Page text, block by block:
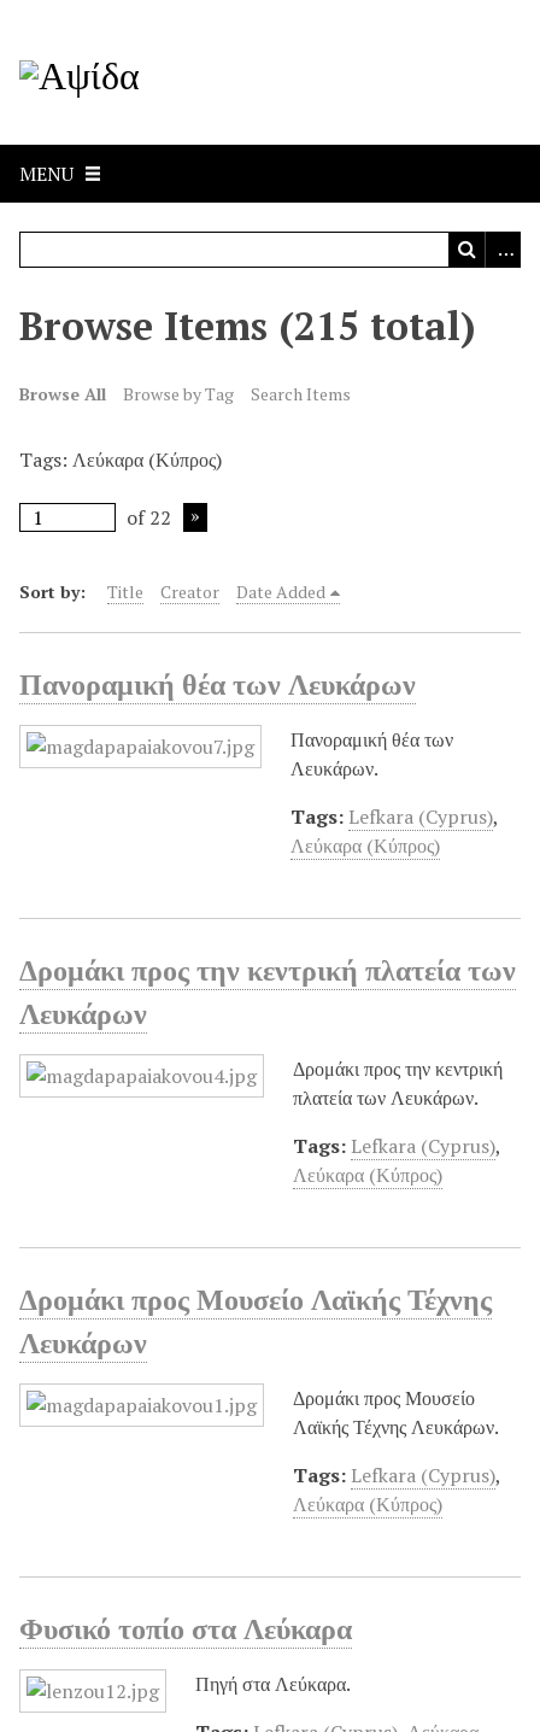
MENU
Browse Items (215 total)
Browse All Browse by Tag Search Items
Tags: Λεύκαρα (Κύπρος)
of 22
Sort by: Title Creator Date Added
Πανοραμική θέα των Λευκάρων
Πανοραμική θέα των
Λευκάρων.
Tags: Lefkara (Cyprus),
Λεύκαρα (Κύπρος)
Δρομάκι προς την κεντρική πλατεία των
Λευκάρων
Δρομάκι προς την κεντρική
πλατεία των Λευκάρων.
Tags: Lefkara (Cyprus),
Λεύκαρα (Κύπρος)
Δρομάκι προς Μουσείο Λαϊκής Τέχνης
Λευκάρων
Δρομάκι προς Μουσείο
Λαϊκής Τέχνης Λευκάρων.
Tags: Lefkara (Cyprus),
Λεύκαρα (Κύπρος)
Φυσικό τοπίο στα Λεύκαρα
Πηγή στα Λεύκαρα.